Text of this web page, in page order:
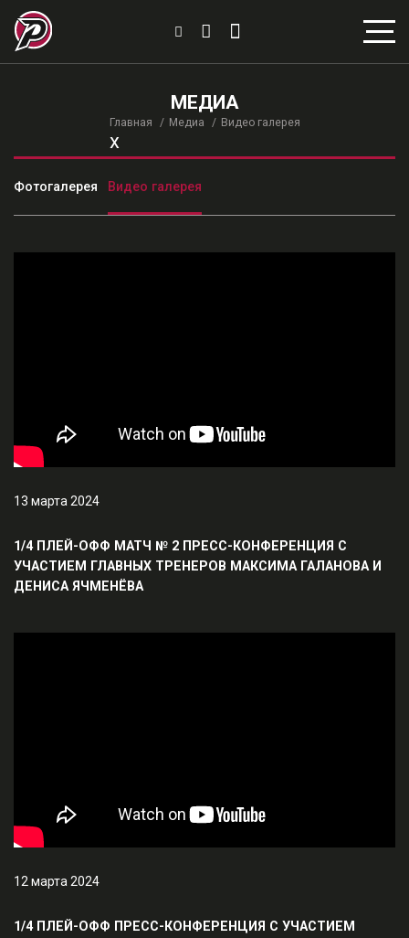
МЕДИА
Главная Медиа Видео галерея
x
Фотогалерея Видео галерея
13 марта 2024
1/4 ПЛЕЙ-ОФФ МАТЧ № 2 ПРЕСС-КОНФЕРЕНЦИЯ С
УЧАСТИЕМ ГЛАВНЫХ ТРЕНЕРОВ МАКСИМА ГАЛАНОВА И
ДЕНИСА ЯЧМЕНЁВА
12 марта 2024
1/4 ПЛЕЙ-ОФФ ПРЕСС-КОНФЕРЕНЦИЯ С УЧАСТИЕМ